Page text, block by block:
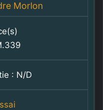
Morlon
: N/D